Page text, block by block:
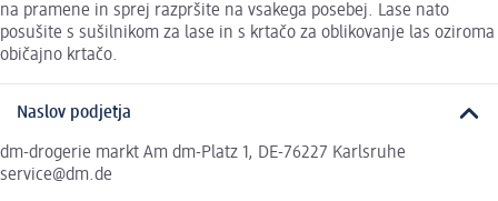
na pramene in sprej razpršite na vsakega posebej. Lase nato
posušite s sušilnikom za lase in s krtačo za oblikovanje las oziroma
običajno krtačo.
Naslov podjetja
dm-drogerie markt Am dm-Platz 1, DE-76227 Karlsruhe
service@dm.de